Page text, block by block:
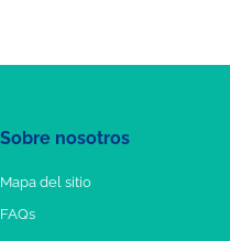
Sobre nosotros
Mapa del sitio
FAQs